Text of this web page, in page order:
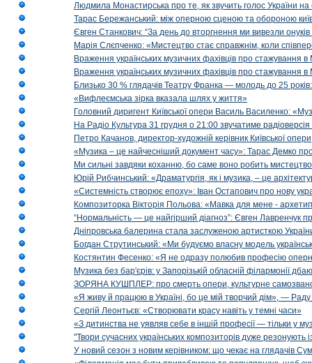
Людмила Монастирська про те, як звучить голос України на
Тарас Бережанський: між оперною сценою та обороною
Євген Станкович: “За день до вторгнення ми вивезли онуків
Марія Слєпченко: «Мистецтво стає справжнім, коли
Враження українських музичних фахівців про стажування
Враження українських музичних фахівців про стажування
Близько 30 % глядачів Театру Франка — молодь до 25
«Вифлеємська зірка вказала шлях у життя»
Головний диригент Київської опери Василь Василенко:
На Радіо Культура 31 грудня о 21:00 звучатиме
Петро Качанов, директор-художній керівник Київської опери
«Музика – це найчесніший документ часу»: Тарас Демко
Ми сильні завдяки коханню, бо саме воно робить
Юрій Рибчинський: «Драматургія, як і музика, – це
«Системність створює епоху»: Іван Остапович про нову
Композиторка Вікторія Польова: «Мавка для мене -
“Нормальність — це найгірший діагноз”: Євген Лавренчук
Дніпровська балерина стала заслуженою артисткою
Богдан Струтинський: «Ми будуємо власну модель
Костянтин Фесенко: «Я не одразу полюбив професію
Музика без бар'єрів: у Запорізькій обласній філармонії
ЗОРЯНА КУШПЛЕР: про смерть опери, культурне
«Я живу й працюю в Україні, бо це мій творчий дім», — Раду
Сергій Леонтьєв: «Створювати красу навіть у темні часи»
«З дитинства не уявляв себе в іншій професії — тільки у
"Твори сучасних українських композиторів дуже резонують
У новий сезон з новим керівником: що чекає на глядачів